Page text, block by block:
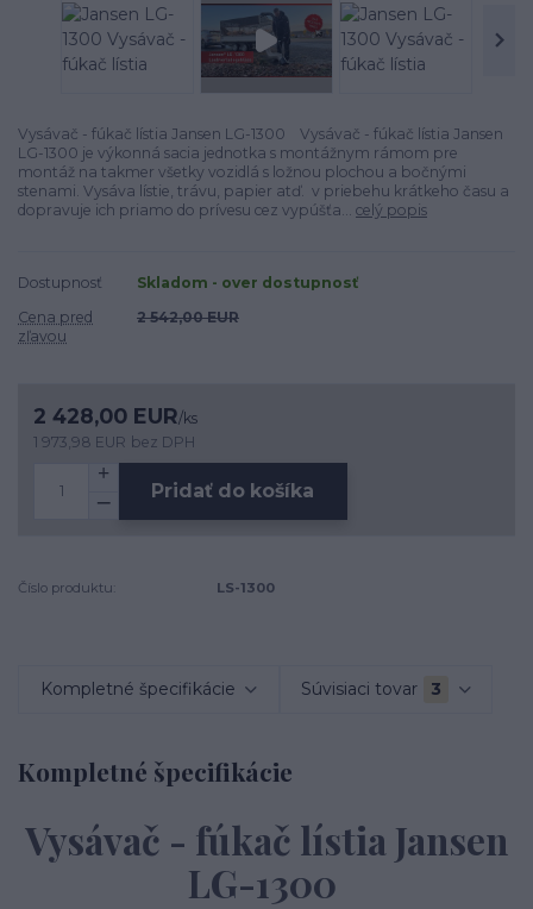
Vysávač - fúkač lístia Jansen LG-1300 Vysávač - fúkač lístia Jansen
LG-1300 je výkonná sacia jednotka s montážnym rámom pre
montáž na takmer všetky vozidlá s ložnou plochou a bočnými
stenami. Vysáva lístie, trávu, papier atď. v priebehu krátkeho času a
dopravuje ich priamo do prívesu cez vypúšťa... celý popis
Dostupnosť
Skladom - over dostupnosť
Cena pred
zľavou
2 542,00 EUR
2 428,00 EUR/ks
1 973,98 EUR bez DPH
Pridať do košíka
Číslo produktu: LS-1300
Kompletné špecifikácie Súvisiaci tovar 3
Kompletné špecifikácie
Vysávač - fúkač lístia Jansen
LG-1300